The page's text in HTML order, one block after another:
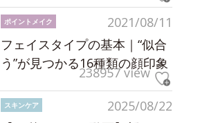
2021/08/11
ポイントメイク
フェイスタイプの基本｜“似合
う”が見つかる16種類の顔印象
238957 view
2025/08/22
スキンケア